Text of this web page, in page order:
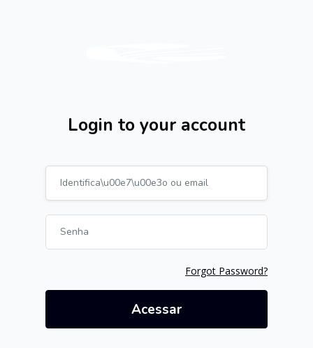
Avançar para criar nova conta
Login to your account
Forgot Password?
Acessar